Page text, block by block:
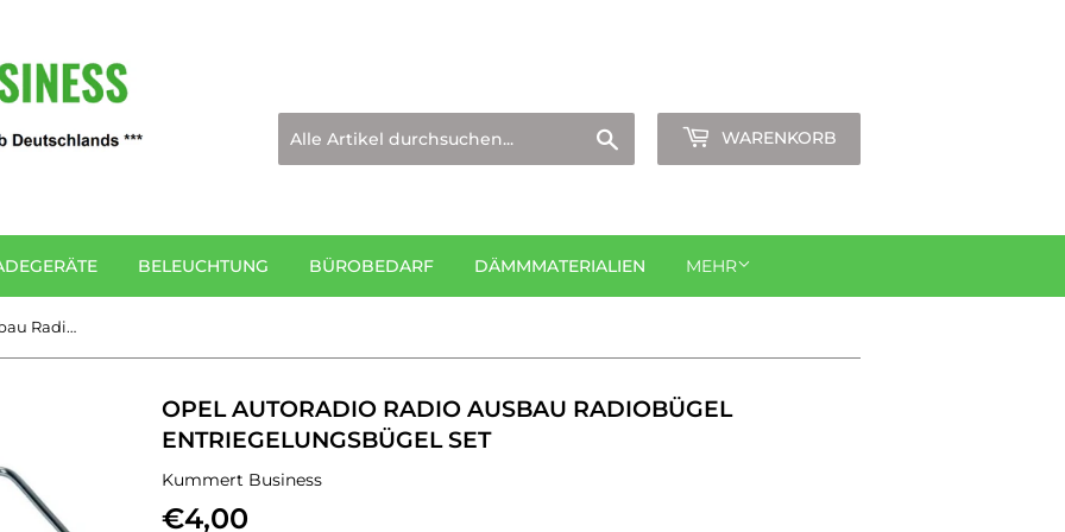
WARENKORB
BELEUCHTUNG BÜROBEDARF DÄMMMATERIALIEN MEHR
OPEL Autoradio Radio Ausbau Radiobügel Entriegelungsbügel Set
OPEL AUTORADIO RADIO AUSBAU RADIOBÜGEL
ENTRIEGELUNGSBÜGEL SET
Kummert Business
€4,00